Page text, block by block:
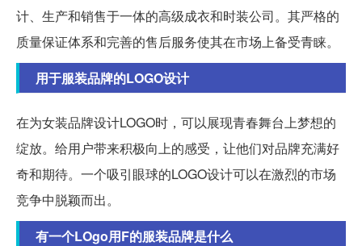
计、生产和销售于一体的高级成衣和时装公司。其严格的
质量保证体系和完善的售后服务使其在市场上备受青睐。
用于服装品牌的LOGO设计
在为女装品牌设计LOGO时，可以展现青春舞台上梦想的
绽放。给用户带来积极向上的感受，让他们对品牌充满好
奇和期待。一个吸引眼球的LOGO设计可以在激烈的市场
竞争中脱颖而出。
有一个LOgo用F的服装品牌是什么